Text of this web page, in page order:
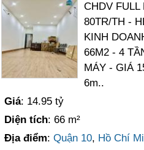
CHDV FULL
80TR/TH -
KINH
66M2 - 4
MÁY - GIÁ
6m..
Giá: 14.95 tỷ
Diện tích: 66 m²
Địa điểm:Quận 10, Hồ Chí